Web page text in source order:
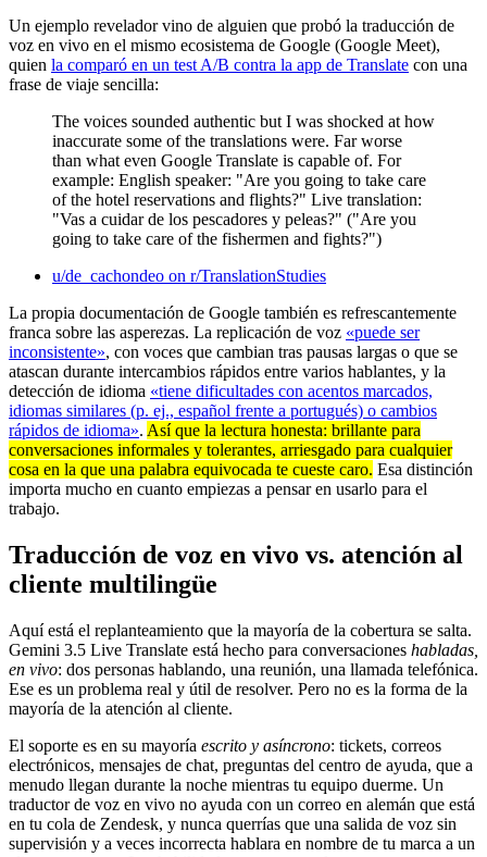
Un ejemplo revelador vino de alguien que probó la traducción de
voz en vivo en el mismo ecosistema de Google (Google Meet),
quien la comparó en un test A/B contra la app de Translate con una
frase de viaje sencilla:
The voices sounded authentic but I was shocked at how
inaccurate some of the translations were. Far worse
than what even Google Translate is capable of. For
example: English speaker: "Are you going to take care
of the hotel reservations and flights?" Live translation:
"Vas a cuidar de los pescadores y peleas?" ("Are you
going to take care of the fishermen and fights?")
u/de_cachondeo on r/TranslationStudies
La propia documentación de Google también es refrescantemente
franca sobre las asperezas. La replicación de voz «puede ser
inconsistente», con voces que cambian tras pausas largas o que se
atascan durante intercambios rápidos entre varios hablantes, y la
detección de idioma «tiene dificultades con acentos marcados,
idiomas similares (p. ej., español frente a portugués) o cambios
rápidos de idioma». Así que la lectura honesta: brillante para
conversaciones informales y tolerantes, arriesgado para cualquier
cosa en la que una palabra equivocada te cueste caro. Esa distinción
importa mucho en cuanto empiezas a pensar en usarlo para el
trabajo.
Traducción de voz en vivo vs. atención al
cliente multilingüe
Aquí está el replanteamiento que la mayoría de la cobertura se salta.
Gemini 3.5 Live Translate está hecho para conversaciones habladas,
en vivo: dos personas hablando, una reunión, una llamada telefónica.
Ese es un problema real y útil de resolver. Pero no es la forma de la
mayoría de la atención al cliente.
El soporte es en su mayoría escrito y asíncrono: tickets, correos
electrónicos, mensajes de chat, preguntas del centro de ayuda, que a
menudo llegan durante la noche mientras tu equipo duerme. Un
traductor de voz en vivo no ayuda con un correo en alemán que está
en tu cola de Zendesk, y nunca querrías que una salida de voz sin
supervisión y a veces incorrecta hablara en nombre de tu marca a un